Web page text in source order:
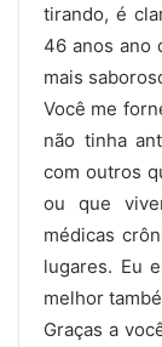
tirando, é
46 anos ano
mais
Você me
não tinha
com outros
ou que
médicas
lugares. Eu
melhor
Graças a